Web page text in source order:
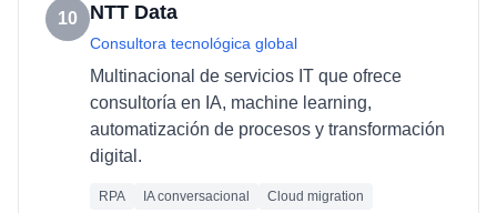
10 NTT Data
Consultora tecnológica global
Multinacional de servicios IT que ofrece
consultoría en IA, machine learning,
automatización de procesos y transformación
digital.
RPA IA conversacional Cloud migration